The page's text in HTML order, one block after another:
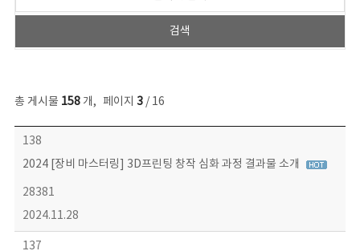
총 게시물 158개, 페이지 3/ 16
콘텐츠이슈 목록 - 번호, 제목, 작성자, 파일, 조회수, 작성일 정보 제공
138
2024 [장비 마스터링] 3D프린팅 창작 심화 과정 결과물 소개
28381
2024.11.28
137